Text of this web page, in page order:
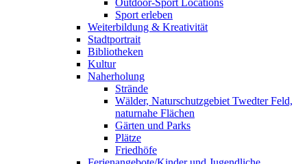
Outdoor-Sport Locations
Sport erleben
Weiterbildung & Kreativität
Stadtportrait
Bibliotheken
Kultur
Naherholung
Strände
Wälder, Naturschutzgebiet Twedter Feld,
naturnahe Flächen
Gärten und Parks
Plätze
Friedhöfe